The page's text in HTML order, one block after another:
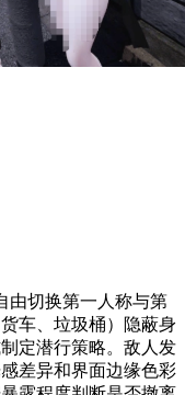
由切换第一人称与第
车、垃圾桶）隐蔽身
定潜行策略。敌人发
差异和界面边缘色彩